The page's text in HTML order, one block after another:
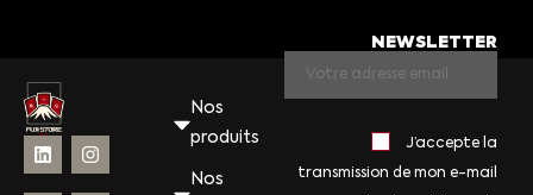
Nos
produits
Nos
NEWSLETTER
J’accepte la
transmission de mon e-mail